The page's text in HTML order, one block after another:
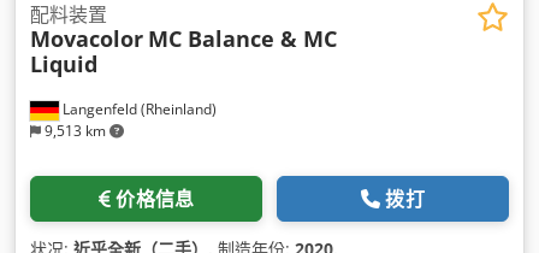
Langenfeld (Rheinland)
9,513 km
配料装置
Movacolor MC Balance & MC
Liquid
价格信息 拨打